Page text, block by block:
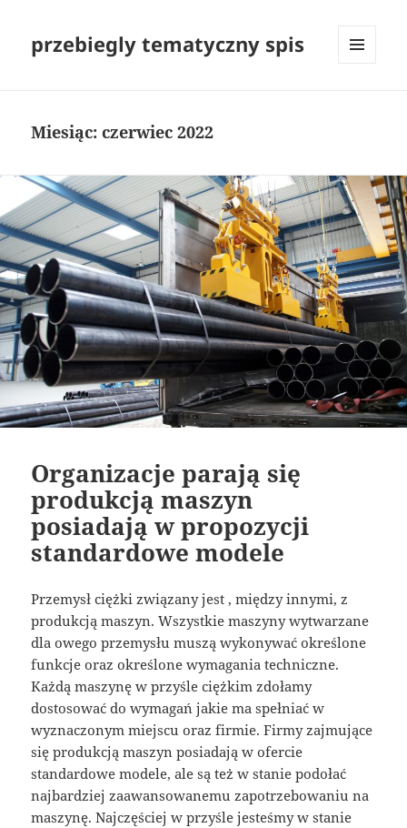
przebiegly tematyczny spis
Miesiąc:czerwiec 2022
Organizacje parają się
produkcją maszyn
posiadają w propozycji
standardowe modele
Przemysł ciężki związany jest , między innymi, z
produkcją maszyn. Wszystkie maszyny wytwarzane
dla owego przemysłu muszą wykonywać określone
funkcje oraz określone wymagania techniczne.
Każdą maszynę w przyśle ciężkim zdołamy
dostosować do wymagań jakie ma spełniać w
wyznaczonym miejscu oraz firmie. Firmy zajmujące
się produkcją maszyn posiadają w ofercie
standardowe modele, ale są też w stanie podołać
najbardziej zaawansowanemu zapotrzebowaniu na
maszynę. Najczęściej w przyśle jesteśmy w stanie